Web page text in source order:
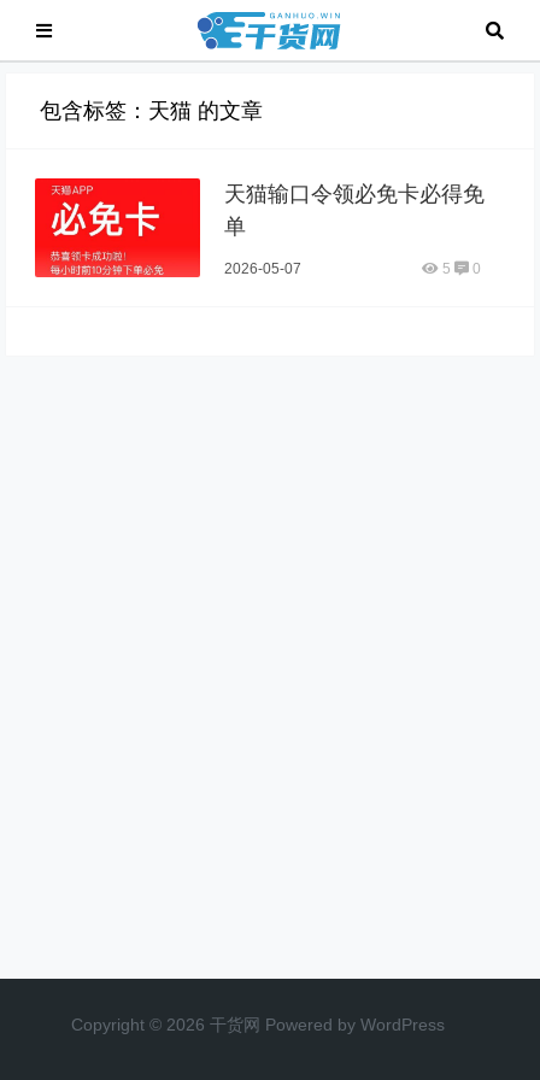
包含标签：天猫 的文章
天猫输口令领必免卡必得免
单
2026-05-07 5 0
Copyright © 2026 干货网 Powered by WordPress